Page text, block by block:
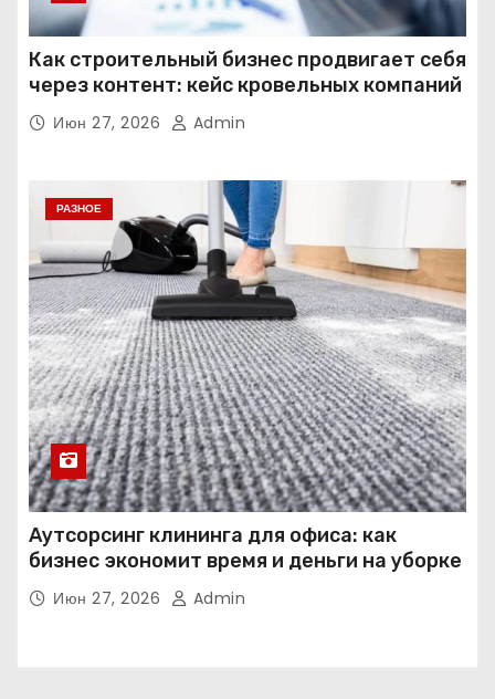
Как строительный бизнес продвигает себя
через контент: кейс кровельных компаний
Июн 27, 2026 Admin
РАЗНОЕ
Аутсорсинг клининга для офиса: как
бизнес экономит время и деньги на уборке
Июн 27, 2026 Admin